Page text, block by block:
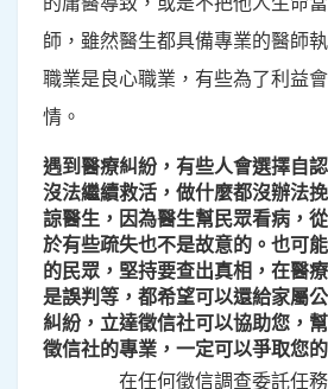
師，雖然醫生都具備專業的醫師
職業是良心職業，有些為了利益
情。
遇到醫療糾紛，有些人會選擇自
沒法繼續救活，做什麼都沒辦法
諒醫生，因為醫生幫民眾看病，
於有些疏失也不是故意的。也可
的民眾，堅持要查出真相，在醫
是誤判等，都希望可以還給家屬
糾紛，立達徵信社可以協助您，
徵信社的專業，一定可以爭取您的
在任何徵信調查委託任務